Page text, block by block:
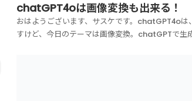
chatGPT4oは画像変換も出来る！
おはようございます、サスケです。chatGPT4oは
すけど、今日のテーマは画像変換。chatGPTで生